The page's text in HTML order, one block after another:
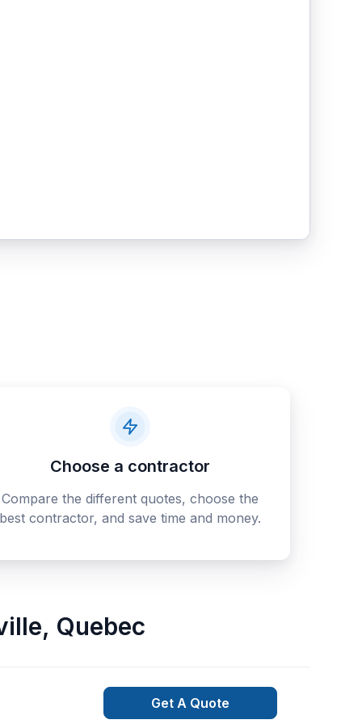
Choose a contractor
Compare the different quotes, choose the
best contractor, and save time and money.
, Quebec
Get A Quote